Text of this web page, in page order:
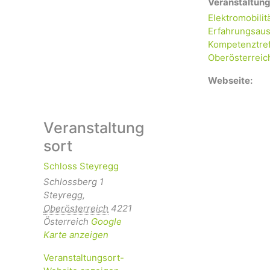
Webseite:
Veranstaltung
sort
Schloss Steyregg
Schlossberg 1
Steyregg,
Oberösterreich 4221
Österreich Google
Karte anzeigen
Veranstaltungsort-